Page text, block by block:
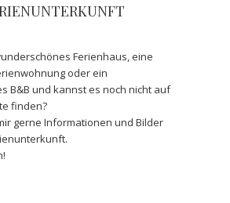
Ferienhaus, eine
oder ein
B&B und kannst es noch nicht auf
finden?
gerne Informationen und Bilder